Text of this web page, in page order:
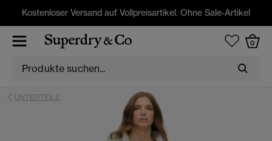
Kostenloser Versand auf Vollpreisartikel. Ohne Sale-Artikel
0
UNTERTEILE